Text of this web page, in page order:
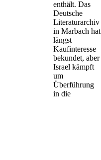
enthält. Das
Deutsche
Literaturarchiv
in Marbach hat
längst
Kaufinteresse
bekundet, aber
Israel kämpft
um
Überführung
in die